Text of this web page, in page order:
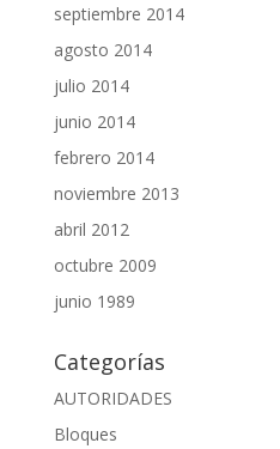
septiembre 2014
agosto 2014
julio 2014
junio 2014
febrero 2014
noviembre 2013
abril 2012
octubre 2009
junio 1989
Categorías
AUTORIDADES
Bloques